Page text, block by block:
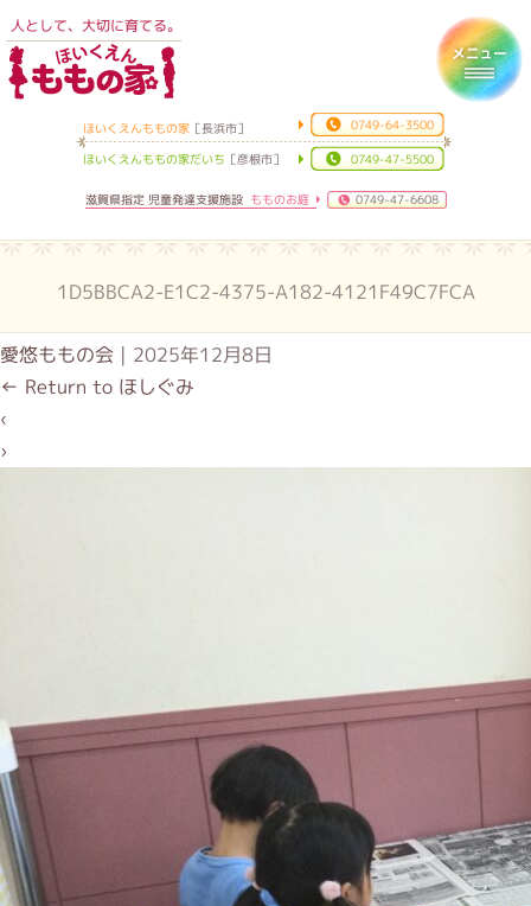
人として、大切に育てる。
ほいくえんももの家 ［長浜市］ 0749-64-3500
ほいくえんももの家だいち ［彦根市］ 0749-47-5500
滋賀県指定 児童発達支援施設もものお庭 0749-47-6608
1D5BBCA2-E1C2-4375-A182-4121F49C7FCA
愛悠ももの会 | 2025年12月8日
← Return to ほしぐみ
‹
›